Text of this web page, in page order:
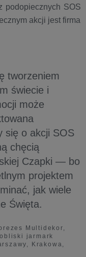
podopiecznych SOS
akcji jest firma
tworzeniem
świecie i
może
się o akcji SOS
chęcią
Czapki — bo
projektem
jak wiele
Święta.
Multidekor,
jarmark
Krakowa,